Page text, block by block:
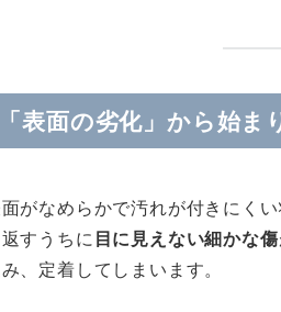
表面の劣化」から始ま
がなめらかで汚れが付きにくい
すうちに 目に見えない細かな傷
、定着してしまいます。